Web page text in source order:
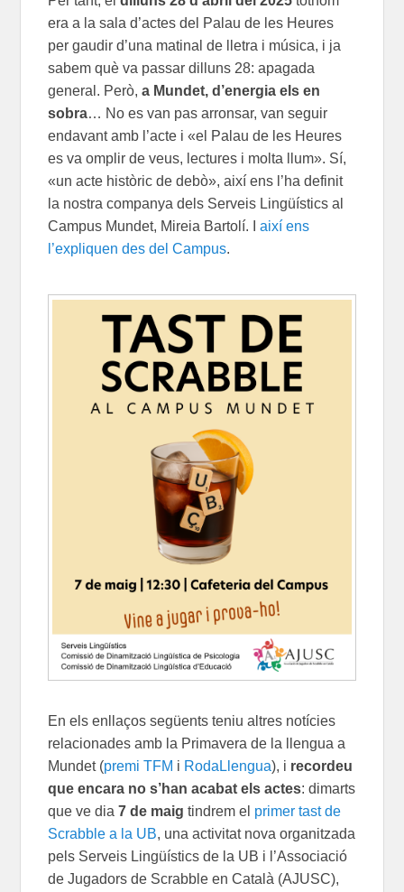
era a la sala d’actes del Palau de les Heures
per gaudir d’una matinal de lletra i música, i ja
sabem què va passar dilluns 28: apagada
general. Però,a Mundet, d’energia els en
sobra… No es van pas arronsar, van seguir
endavant amb l’acte i «el Palau de les Heures
es va omplir de veus, lectures i molta llum». Sí,
«un acte històric de debò», així ens l’ha definit
la nostra companya dels Serveis Lingüístics al
Campus Mundet, Mireia Bartolí. Iaixí ens
l’expliquen des del Campus.
En els enllaços següents teniu altres notícies
relacionades amb la Primavera de la llengua a
Mundet (premi TFM i RodaLlengua), i recordeu
que encara no s’han acabat els actes: dimarts
que ve dia7 de maig tindrem el primer tast de
Scrabble a la UB, una activitat nova organitzada
pels Serveis Lingüístics de la UB i l’Associació
de Jugadors de Scrabble en Català (AJUSC),